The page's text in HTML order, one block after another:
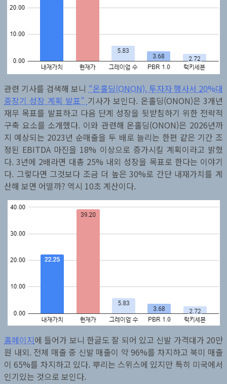
관련 기사를 검색해 보니 “온홀딩(ONON), 투자자 행사서 20%대
중장기 성장 계획 발표” 기사가 보인다. 온홀딩(ONON)은 3개년
재무 목표를 발표하고 다음 단계 성장을 뒷받침하기 위한 전략적
구축 요소를 소개했다. 이와 관련해 온홀딩(ONON)은 2026년까
지 예상되는 2023년 순매출을 두 배로 늘리는 한편 같은 기간 조
정된 EBITDA 마진을 18% 이상으로 증가시킬 계획이라고 밝혔
다. 3년에 2배라면 대총 25% 내외 성장을 목표로 한다는 이야기
다. 그렇다면 그것보다 조금 더 높은 30%로 간단 내재가치를 계
산해 보면 어떨까? 역시 10초 계산이다.
홈페이지에 들어가 보니 한글도 잘 되어 있고 신발 가격대가 20만
원 내외. 전체 매출 중 신발 매출이 약 96%를 차지하고 북미 매출
이 65%를 차지하고 있다. 뿌리는 스위스에 있지만 특히 미국에서
인기있는 것으로 보인다.